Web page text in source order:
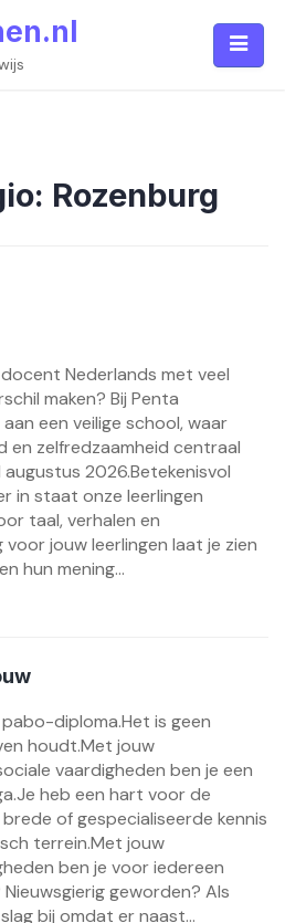
Rozenburg
Nederlands met veel
maken? Bij Penta
een veilige school, waar
en zelfredzaamheid centraal
2026.Betekenisvol
in staat onze leerlingen
taal, verhalen en
jouw leerlingen laat je zien
hun mening...
diploma.Het is geen
houdt.Met jouw
vaardigheden ben je een
heb een hart voor de
of gespecialiseerde kennis
terrein.Met jouw
ben je voor iedereen
geworden? Als
bij omdat er naast...